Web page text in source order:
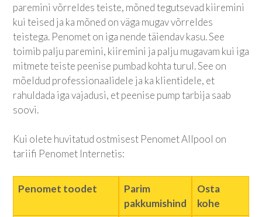
paremini võrreldes teiste, mõned tegutsevad kiiremini
kui teised ja ka mõned on väga mugav võrreldes
teistega. Penomet on iga nende täiendav kasu. See
toimib palju paremini, kiiremini ja palju mugavam kui iga
mitmete teiste peenise pumbad kohta turul. See on
mõeldud professionaalidele ja ka klientidele, et
rahuldada iga vajadusi, et peenise pump tarbija saab
soovi.
Kui olete huvitatud ostmisest Penomet Allpool on
tariifi Penomet Internetis:
Penomet toodet
Parim
pakkumishind
Osta
kohe